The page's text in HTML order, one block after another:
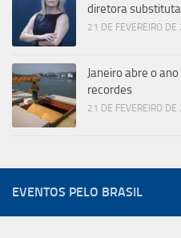
diretora substituta
21 DE FEVEREIRO
Janeiro abre o
recordes
21 DE FEVEREIRO
EVENTOS PELO BRASIL